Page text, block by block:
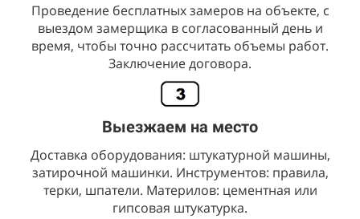
Проведение бесплатных замеров на объекте, с
выездом замерщика в согласованный день и
время, чтобы точно рассчитать объемы работ.
Заключение договора.
Выезжаем на место
Доставка оборудования: штукатурной машины,
затирочной машинки. Инструментов: правила,
терки, шпатели. Материлов: цементная или
гипсовая штукатурка.